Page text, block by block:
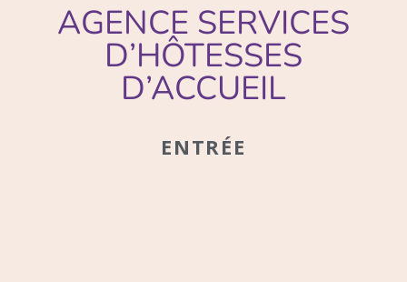
AGENCE SERVICES
D’HÔTESSES
D’ACCUEIL
ENTRÉE